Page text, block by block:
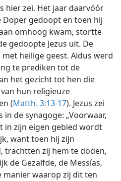
hier zei. Het jaar daarvóór
Doper gedoopt en toen hij
omhoog kwam, stortte
gedoopte Jezus uit. De
met heilige geest. Aldus werd
te prediken tot de
het gezicht tot hen die
hun religieuze
(Matth. 3:13-17). Jezus zei
de synagoge: „Voorwaar,
in zijn eigen gebied wordt
want toen hij zijn
trachtten zij hem te doden,
de Gezalfde, de Messías,
manier waarop zij dit ten